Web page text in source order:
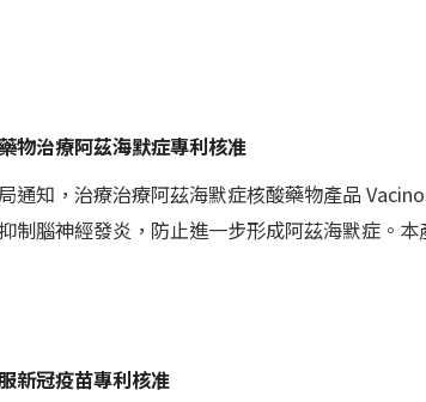
物治療阿茲海默症專利核准
通知，治療治療阿茲海默症核酸藥物產品
制腦神經發炎，防止進一步形成阿茲海默症。
新冠疫苗專利核准